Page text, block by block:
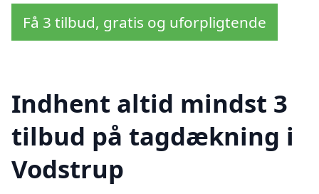
Få 3 tilbud, gratis og uforpligtende
Indhent altid mindst 3
tilbud på tagdækning i
Vodstrup